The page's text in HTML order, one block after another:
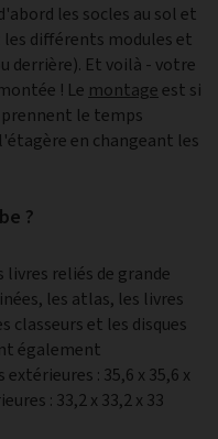
les socles au sol et
les différents modules et
derrière). Et voilà - votre
! Le montageest si
prennent le temps
en changeant les
?
reliés de grande
les atlas, les livres
classeurs et les disques
également
: 35,6 x 35,6 x
: 33,2 x 33,2 x 33